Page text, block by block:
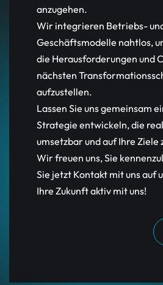
anzugehen.
Wir integrieren Betriebs-
Geschäftsmodelle nahtlos,
die Herausforderungen und
nächsten
aufzustellen.
Lassen Sie uns gemeinsam
Strategie entwickeln, die
umsetzbar und auf Ihre Ziele
Wir freuen uns, Sie
Sie jetzt Kontakt mit uns auf
Ihre Zukunft aktiv mit uns!